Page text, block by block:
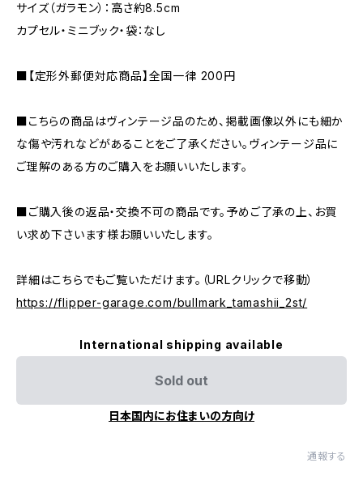
サイズ（ガラモン）：高さ約8.5cm
カプセル・ミニブック・袋：なし
■【定形外郵便対応商品】全国一律 200円
■こちらの商品はヴィンテージ品のため、掲載画像以外にも細か
な傷や汚れなどがあることをご了承ください。ヴィンテージ品に
ご理解のある方のご購入をお願いいたします。
■ご購入後の返品・交換不可の商品です。予めご了承の上、お買
い求め下さいます様お願いいたします。
詳細はこちらでもご覧いただけます。（URLクリックで移動）
https://flipper-garage.com/bullmark_tamashii_2st/
International shipping available
Sold out
日本国内にお住まいの方向け
通報する